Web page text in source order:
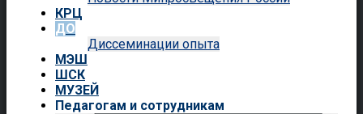
КРЦ
ДО
Диссеминации опыта
МЭШ
ШСК
МУЗЕЙ
Педагогам и сотрудникам